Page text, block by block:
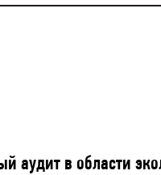
аудит в области